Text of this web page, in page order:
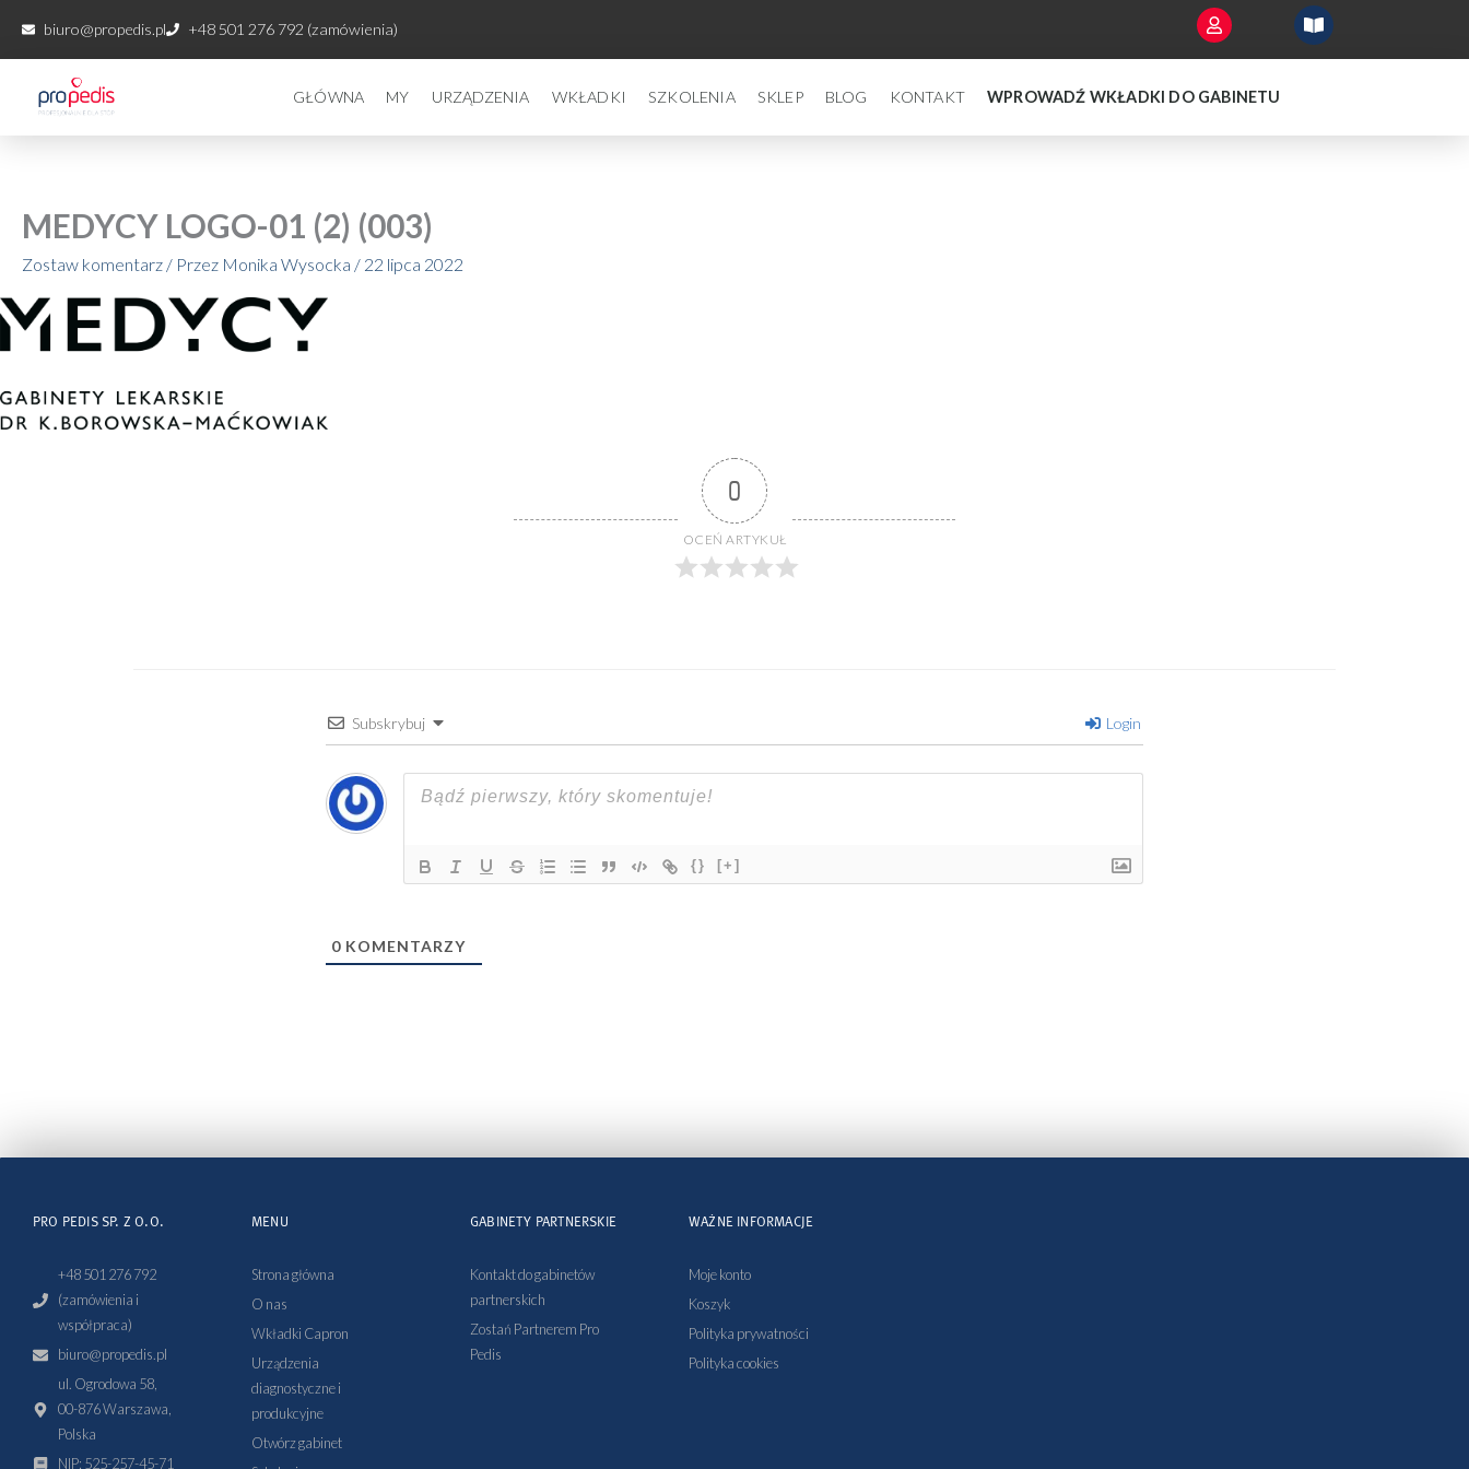
biuro@propedis.pl +48 501 276 792 (zamówienia)
GŁÓWNA MY URZĄDZENIA WKŁADKI SZKOLENIA SKLEP BLOG KONTAKT WPROWADŹ WKŁADKI DO GABINETU
MEDYCY LOGO-01 (2) (003)
Zostaw komentarz / Przez Monika Wysocka / 22 lipca 2022
0
OCEŃ ARTYKUŁ
Subskrybuj Login
{} [+]
0 KOMENTARZY
PRO PEDIS SP. Z O.O.
+48 501 276 792
(zamówienia i
współpraca)
biuro@propedis.pl
ul. Ogrodowa 58,
00-876 Warszawa,
Polska
NIP: 525-257-45-71
MENU
Strona główna
O nas
Wkładki Capron
Urządzenia
diagnostyczne i
produkcyjne
Otwórz gabinet
GABINETY PARTNERSKIE
Kontakt do gabinetów
partnerskich
Zostań Partnerem Pro
Pedis
WAŻNE INFORMACJE
Moje konto
Koszyk
Polityka prywatności
Polityka cookies